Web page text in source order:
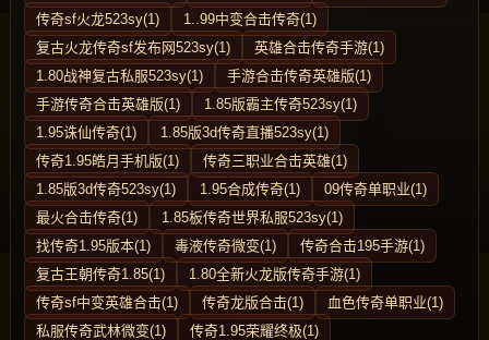
传奇sf火龙523sy(1)
1..99中变合击传奇(1)
复古火龙传奇sf发布网523sy(1)
英雄合击传奇手游(1)
1.80战神复古私服523sy(1)
手游合击传奇英雄版(1)
手游传奇合击英雄版(1)
1.85版霸主传奇523sy(1)
1.95诛仙传奇(1)
1.85版3d传奇直播523sy(1)
传奇1.95皓月手机版(1)
传奇三职业合击英雄(1)
1.85版3d传奇523sy(1)
1.95合成传奇(1)
09传奇单职业(1)
最火合击传奇(1)
1.85板传奇世界私服523sy(1)
找传奇1.95版本(1)
毒液传奇微变(1)
传奇合击195手游(1)
复古王朝传奇1.85(1)
1.80全新火龙版传奇手游(1)
传奇sf中变英雄合击(1)
传奇龙版合击(1)
血色传奇单职业(1)
私服传奇武林微变(1)
传奇1.95荣耀终极(1)